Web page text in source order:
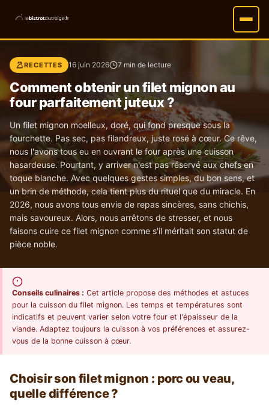
RECETTES 16 juin 2026 7 min de lecture
Comment obtenir un filet mignon au
four parfaitement juteux ?
Un filet mignon moelleux, doré, qui fond presque sous la
fourchette. Pas sec, pas filandreux, juste rosé à cœur. Ce rêve,
nous l'avons tous eu en ouvrant le four après une cuisson
hasardeuse. Pourtant, y arriver n'est pas réservé aux chefs en
toque blanche. Avec quelques gestes simples, du bon sens, et
un brin de méthode, cela tient plus du rituel que du miracle. En
2026, nous avons tous envie de repas sincères, sans chichis,
mais savoureux. Alors, nous arrêtons de stresser, et nous
faisons cuire ce filet mignon comme s'il méritait son statut de
pièce noble.
Conseils culinaires : Cet article propose des méthodes et astuces
pour la cuisson du filet mignon. Les temps et températures sont
indicatifs et peuvent varier selon votre four et l'épaisseur de la
viande. Adaptez toujours la cuisson à vos préférences et assurez-
vous de la bonne cuisson à cœur.
Choisir son filet mignon : porc ou veau,
quelle différence ?